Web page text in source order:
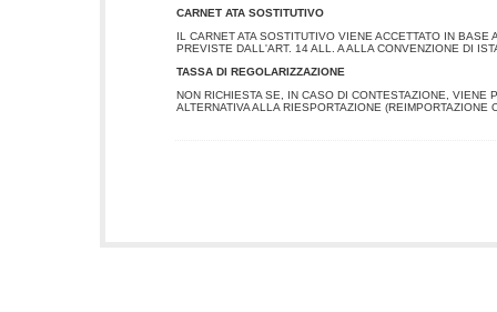
CARNET ATA SOSTITUTIVO
IL CARNET ATA SOSTITUTIVO VIENE ACCETTATO IN BASE
PREVISTE DALL'ART. 14 ALL. A ALLA CONVENZIONE DI
TASSA DI REGOLARIZZAZIONE
NON RICHIESTA SE, IN CASO DI CONTESTAZIONE, VIENE
ALTERNATIVA ALLA RIESPORTAZIONE (REIMPORTAZIONE